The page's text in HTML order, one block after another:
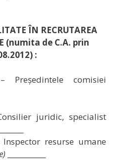
ÎN RECRUTAREA
(numita de C.A. prin
:
comisiei
juridic, specialist
resurse umane